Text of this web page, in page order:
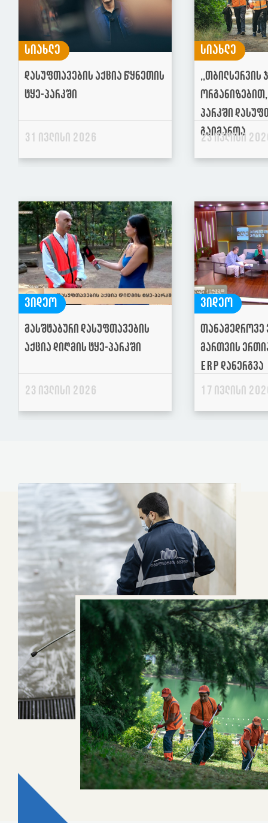
სიახლე
დასუფთავების აქცია წყნეთის
ტყე-პარკში
31 ივლისი 2026
სიახლე
,,თბილსერვის
პარკში
გაიმართა
23 ივლისი
ვიდეო
მასშტაბური დასუფთავების
აქცია დიღმის ტყე-პარკში
23 ივლისი 2026
ვიდეო
თანამედროვე
მართვის
ERP დანერგვა
17 ივლისი